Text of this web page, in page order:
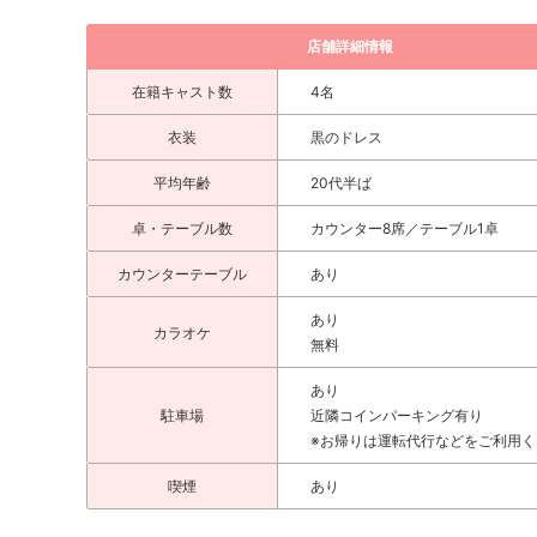
店舗詳細情報
在籍キャスト数 4名
衣装 黒のドレス
平均年齢 20代半ば
卓・テーブル数 カウンター8席／テーブル1卓
カウンターテーブル あり
カラオケ
あり
無料
駐車場
あり
近隣コインパーキング有り
※お帰りは運転代行などをご利用
喫煙 あり